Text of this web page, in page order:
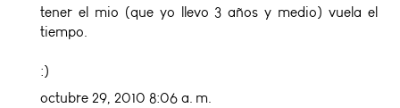
tener el mio (que yo llevo 3 años y medio) vuela el
tiempo.
:)
octubre 29, 2010 8:06 a. m.